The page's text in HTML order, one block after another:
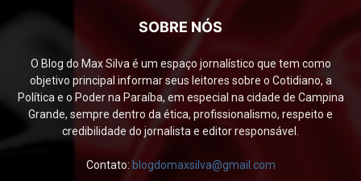
SOBRE NÓS
O Blog do Max Silva é um espaço jornalístico que tem como
objetivo principal informar seus leitores sobre o Cotidiano, a
Política e o Poder na Paraíba, em especial na cidade de Campina
Grande, sempre dentro da ética, profissionalismo, respeito e
credibilidade do jornalista e editor responsável.
Contato: blogdomaxsilva@gmail.com